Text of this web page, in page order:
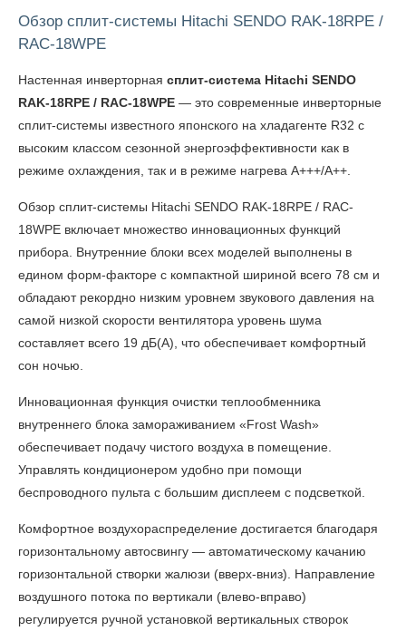
Обзор сплит-системы Hitachi SENDO RAK-18RPE /
RAC-18WPE
Настенная инверторная сплит-система Hitachi SENDO
RAK-18RPE / RAC-18WPE — это современные инверторные
сплит-системы известного японского на хладагенте R32 с
высоким классом сезонной энергоэффективности как в
режиме охлаждения, так и в режиме нагрева A+++/A++.
Обзор сплит-системы Hitachi SENDO RAK-18RPE / RAC-
18WPE включает множество инновационных функций
прибора. Внутренние блоки всех моделей выполнены в
едином форм-факторе с компактной шириной всего 78 см и
обладают рекордно низким уровнем звукового давления на
самой низкой скорости вентилятора уровень шума
составляет всего 19 дБ(А), что обеспечивает комфортный
сон ночью.
Инновационная функция очистки теплообменника
внутреннего блока замораживанием «Frost Wash»
обеспечивает подачу чистого воздуха в помещение.
Управлять кондиционером удобно при помощи
беспроводного пульта с большим дисплеем с подсветкой.
Комфортное воздухораспределение достигается благодаря
горизонтальному автосвингу — автоматическому качанию
горизонтальной створки жалюзи (вверх-вниз). Направление
воздушного потока по вертикали (влево-вправо)
регулируется ручной установкой вертикальных створок